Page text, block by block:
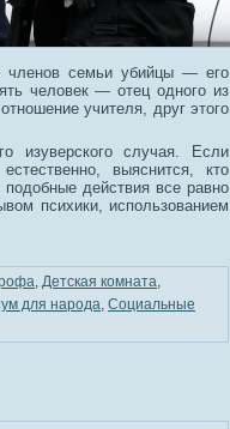
членов семьи убийцы — его
человек — отец одного из
учителя, друг этого
изуверского случая. Если
выяснится, кто
действия все равно
психики, использованием
, Детская комната,
для народа, Социальные